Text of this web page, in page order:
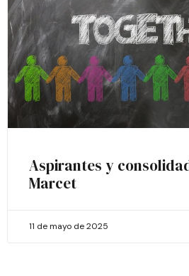
Aspirantes y
Marcet
11 de mayo de 2025